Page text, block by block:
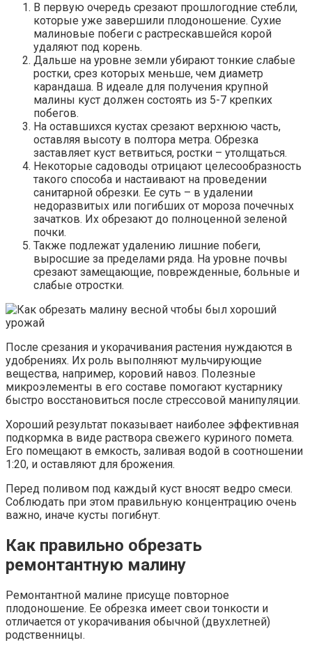
В первую очередь срезают прошлогодние стебли,
которые уже завершили плодоношение. Сухие
малиновые побеги с растрескавшейся корой
удаляют под корень.
Дальше на уровне земли убирают тонкие слабые
ростки, срез которых меньше, чем диаметр
карандаша. В идеале для получения крупной
малины куст должен состоять из 5-7 крепких
побегов.
На оставшихся кустах срезают верхнюю часть,
оставляя высоту в полтора метра. Обрезка
заставляет куст ветвиться, ростки – утолщаться.
Некоторые садоводы отрицают целесообразность
такого способа и настаивают на проведении
санитарной обрезки. Ее суть – в удалении
недоразвитых или погибших от мороза почечных
зачатков. Их обрезают до полноценной зеленой
почки.
Также подлежат удалению лишние побеги,
выросшие за пределами ряда. На уровне почвы
срезают замещающие, поврежденные, больные и
слабые отростки.
После срезания и укорачивания растения нуждаются в
удобрениях. Их роль выполняют мульчирующие
вещества, например, коровий навоз. Полезные
микроэлементы в его составе помогают кустарнику
быстро восстановиться после стрессовой манипуляции.
Хороший результат показывает наиболее эффективная
подкормка в виде раствора свежего куриного помета.
Его помещают в емкость, заливая водой в соотношении
1:20, и оставляют для брожения.
Перед поливом под каждый куст вносят ведро смеси.
Соблюдать при этом правильную концентрацию очень
важно, иначе кусты погибнут.
Как правильно обрезать
ремонтантную малину
Ремонтантной малине присуще повторное
плодоношение. Ее обрезка имеет свои тонкости и
отличается от укорачивания обычной (двухлетней)
родственницы.